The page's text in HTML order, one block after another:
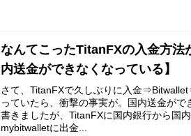
なんてこったTitanFXの入金方法
内送金ができなくなっている】
さて、TitanFXで久しぶりに入金
っていたら、衝撃の事実が。国内送金が
書きましたが、TitanFXに国内銀行から国
mybitwalletに出金...